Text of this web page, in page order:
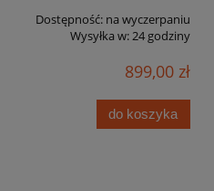
Dostępność: na wyczerpaniu
Wysyłka w:24 godziny
899,00 zł
do koszyka